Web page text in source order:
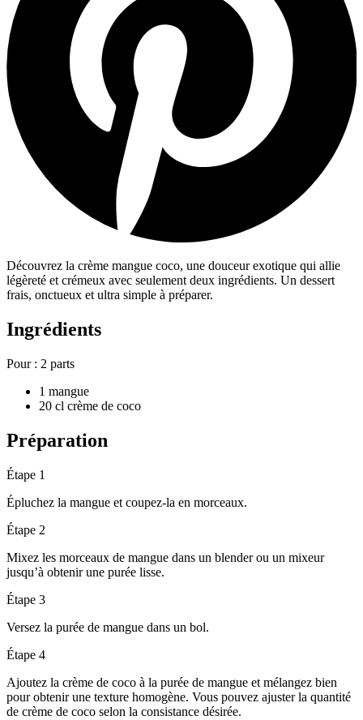
Découvrez la crème mangue coco, une douceur exotique qui allie
légèreté et crémeux avec seulement deux ingrédients. Un dessert
frais, onctueux et ultra simple à préparer.
Ingrédients
Pour : 2 parts
1 mangue
20 cl crème de coco
Préparation
Étape 1
Épluchez la mangue et coupez-la en morceaux.
Étape 2
Mixez les morceaux de mangue dans un blender ou un mixeur
jusqu’à obtenir une purée lisse.
Étape 3
Versez la purée de mangue dans un bol.
Étape 4
Ajoutez la crème de coco à la purée de mangue et mélangez bien
pour obtenir une texture homogène. Vous pouvez ajuster la quantité
de crème de coco selon la consistance désirée.